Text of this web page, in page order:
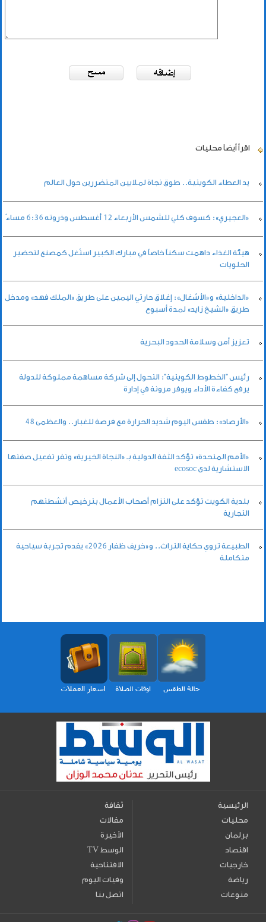
اقرأ أيضاً محليات
يد العطاء الكويتية.. طوق نجاة لملايين المتضررين حول العالم
«العجيري»: كسوف كلي للشمس الأربعاء 12 أغسطس وذروته 6:36 مساءً
هيئة الغذاء داهمت سكناً خاصاً في مبارك الكبير استُغل كمصنع لتحضير
الحلويات
«الداخلية» و«الأشغال»: إغلاق حارتي اليمين على طريق «الملك فهد» ومدخل
طريق «الشيخ زايد» لمدة أسبوع
تعزيز أمن وسلامة الحدود البحرية
رئيس "الخطوط الكويتية": التحول إلى شركة مساهمة مملوكة للدولة
يرفع كفاءة الأداء ويوفر مرونة في إدارة
«الأرصاد»: طقس اليوم شديد الحرارة مع فرصة للغبار.. والعظمى 48
«الأمم المتحدة» تؤكد الثقة الدولية بـ «النجاة الخيرية» وتقر تفعيل صفتها
الاستشارية لدى ecosoc
بلدية الكويت تؤكد على التزام أصحاب الأعمال بترخيص أنشطتهم
التجارية
الطبيعة تروي حكاية التراث.. و«خريف ظفار 2026» يقدم تجربة سياحية
متكاملة
الرئيسية
محليات
برلمان
اقتصاد
خارجيات
رياضة
منوعات
ثقافة
مقالات
الأخيرة
TV الوسط
الافتتاحية
وفيات اليوم
اتصل بنا